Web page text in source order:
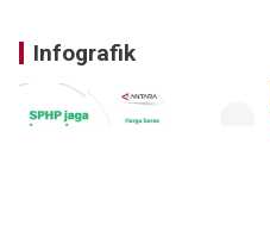
Infografik